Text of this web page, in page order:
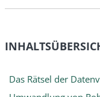
Das Rätsel der